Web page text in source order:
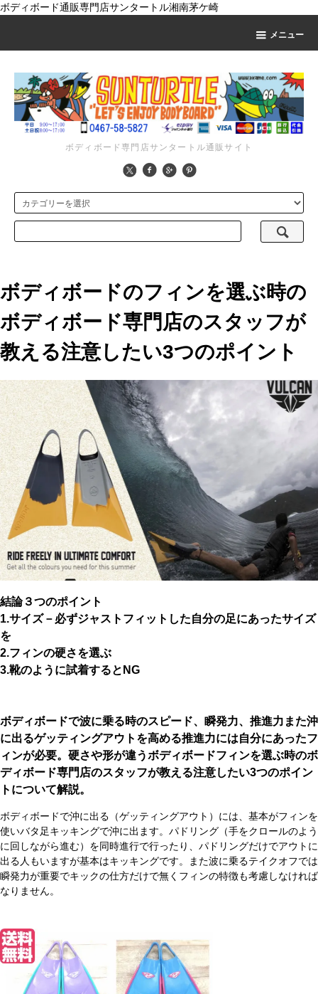
ボディボード通販専門店サンタートル湘南茅ケ崎
メニュー
ボディボード専門店サンタートル通販サイト
ボディボードのフィンを選ぶ時の
ボディボード専門店のスタッフが
教える注意したい3つのポイント
結論３つのポイント
1.サイズ－必ずジャストフィットした自分の足にあったサイズ
を
2.フィンの硬さを選ぶ
3.靴のように試着するとNG
ボディボードで波に乗る時のスピード、瞬発力、推進力また沖
に出るゲッティングアウトを高める推進力には自分にあったフ
ィンが必要。硬さや形が違うボディボードフィンを選ぶ時のボ
ディボード専門店のスタッフが教える注意したい3つのポイン
トについて解説。
ボディボードで沖に出る（ゲッティングアウト）には、基本がフィンを
使いバタ足キッキングで沖に出ます。パドリング（手をクロールのよう
に回しながら進む）を同時進行で行ったり、パドリングだけでアウトに
出る人もいますが基本はキッキングです。また波に乗るテイクオフでは
瞬発力が重要でキックの仕方だけで無くフィンの特徴も考慮しなければ
なりません。